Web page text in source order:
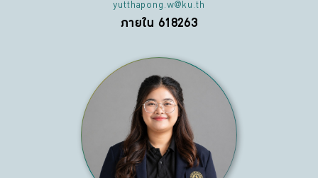
yutthapong.w@ku.th
ภายใน 618263